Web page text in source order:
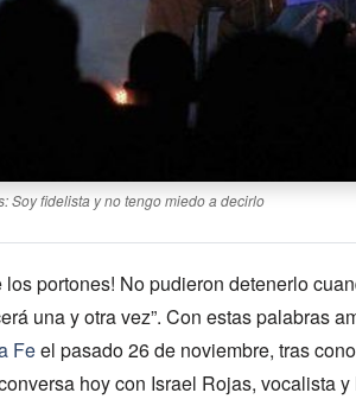
Soy fidelista y no tengo miedo a decirlo
los portones! No pudieron detenerlo
una y otra vez”. Con estas palabras
Feel pasado 26 de noviembre, tras
hoy con Israel Rojas, vocalista